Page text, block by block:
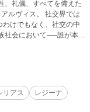
けでもなく、社交の中
るということを。 王
間関係の中で、静かに
リアス
レジーナ